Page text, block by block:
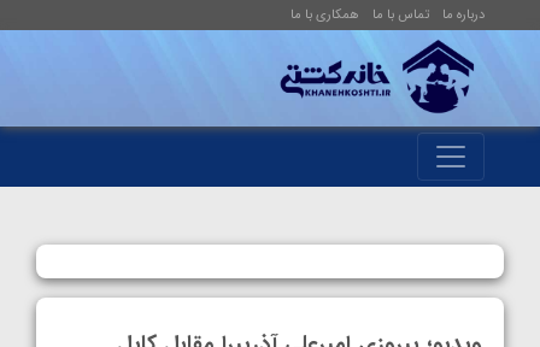
درباره ما تماس با ما همکاری با ما